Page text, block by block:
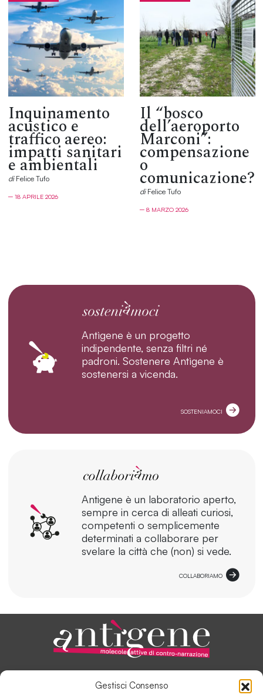
Gestisci Consenso
Inquinamento
acustico e
traffico aereo:
impatti sanitari
e ambientali
diFelice Tufo
─ 18 APRILE 2026
Il “bosco
dell’aeroporto
Marconi”:
compensazione
o
comunicazione?
diFelice Tufo
─ 8 MARZO 2026
Antìgene è un progetto
indipendente, senza filtri né
padroni. Sostenere Antìgene è
sostenersi a vicenda.
SOSTENIAMOCI
Antigene è un laboratorio aperto,
sempre in cerca di alleati curiosi,
competenti o semplicemente
determinati a collaborare per
svelare la città che (non) si vede.
COLLABORIAMO
ANTÌGENE, IN PILLOLE